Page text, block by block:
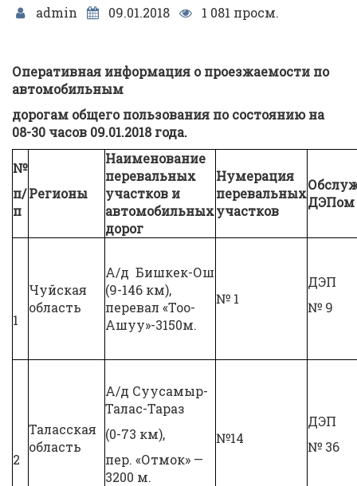
admin 09.01.2018 1 081 просм.
Оперативная информация о проезжаемости по
автомобильным
дорогам общего пользования по состоянию на
08-30 часов 09.01.2018 года.
№
п/
п
Регионы
Наименование
перевальных
участков и
автомобильных
дорог
Нумерация
перевальных
участков
ДЭПом
1
Чуйская
область
А/д Бишкек-Ош
(9-146 км),
перевал «Тоо-
Ашуу»-3150м.
№ 1
ДЭП
№ 9
2
Таласская
область
А/д Суусамыр-
Талас-Тараз
(0-73 км),
пер. «Отмок» —
3200 м.
№14
ДЭП
№ 36